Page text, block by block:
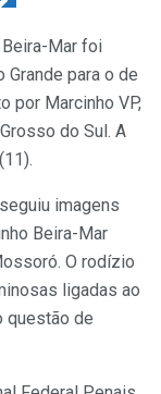
Mar foi
para o de
por Marcinho VP,
do Sul. A
imagens
Beira-Mar
O rodízio
ligadas ao
questão de